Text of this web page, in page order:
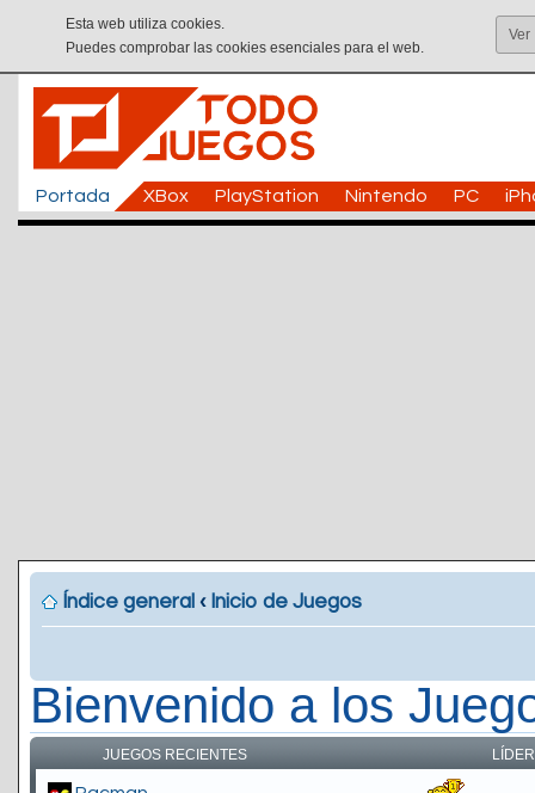
Esta web utiliza cookies.
Puedes comprobar las cookies esenciales para el web.
Ver
Portada XBox PlayStation Nintendo PC
Índice general ‹ Inicio de Juegos
Bienvenido a los
JUEGOS RECIENTES